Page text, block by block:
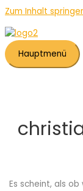
Zum Inhalt
Hauptmenü
Es scheint, als